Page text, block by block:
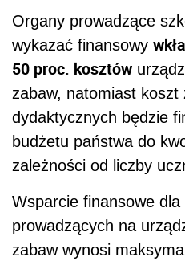
Organy prowadzące
wykazać finansowy
50 proc. kosztów
zabaw, natomiast koszt
dydaktycznych będzie
budżetu państwa do
zależności od liczby
Wsparcie finansowe dla
prowadzących na
zabaw wynosi